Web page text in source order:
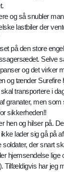
og så snubler
lastbiler der
på den store
Selve
og det virker
og tænder Surefire
transportere i
granater, men
sikkerheden!!
hen og hilser på.
lader sig gå på
der snart
hjemsendelse lige
Tilfældigvis har jeg